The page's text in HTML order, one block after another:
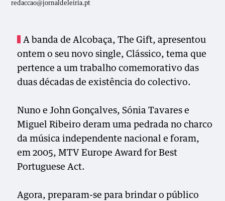
redaccao@jornaldeleiria.pt
A banda de Alcobaça, The Gift, apresentou
ontem o seu novo single, Clássico, tema que
pertence a um trabalho comemorativo das
duas décadas de existência do colectivo.
Nuno e John Gonçalves, Sónia Tavares e
Miguel Ribeiro deram uma pedrada no charco
da música independente nacional e foram,
em 2005, MTV Europe Award for Best
Portuguese Act.
Agora, preparam-se para brindar o público